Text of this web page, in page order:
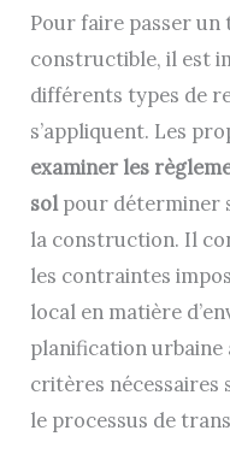
Pour faire passer
constructible, il est
différents types de
s’appliquent. Les
examiner les
solpour déterminer
la construction. Il
les contraintes
local en matière
planification urbaine
critères nécessaires
le processus de